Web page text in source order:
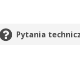
Pytania